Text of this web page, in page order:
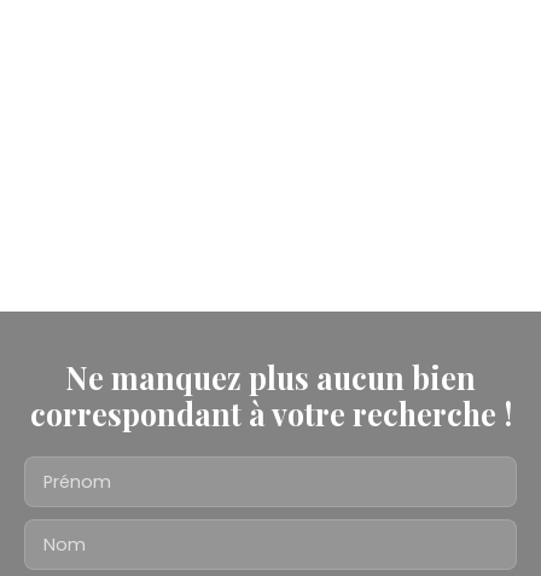
Ne manquez plus aucun bien
correspondant à votre recherche !
Prénom
Nom